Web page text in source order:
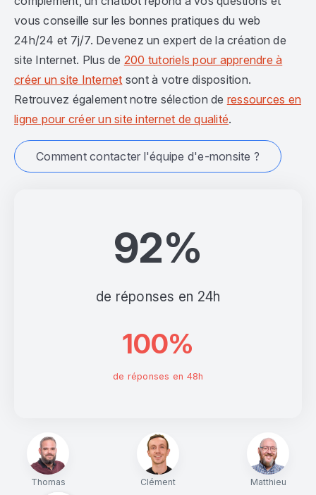
Thomas Clément Matthieu
92%
de réponses en 24h
100%
de réponses en 48h
vous conseille sur les bonnes pratiques du web
24h/24 et 7j/7. Devenez un expert de la création de
site Internet. Plus de 200 tutoriels pour apprendre à
créer un site Internet sont à votre disposition.
Retrouvez également notre sélection de ressources en
ligne pour créer un site internet de qualité.
Comment contacter l'équipe d'e-monsite ?